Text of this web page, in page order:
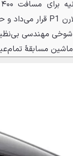
شوخی مهندسی
مسابقهٔ